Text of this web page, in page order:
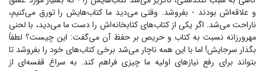
و علاقه‌اش بودند - بفروشد. وقتی می‌دید ما کتاب‌هایش را تورق می‌کنیم،
ناراحت می‌شد. اگر یکی از کتاب‌های کتابخانه‌اش را دست ما می‌دید، با لحنی
مهرورزانه نسبت به کتاب و حریص بر حفظ آن می‌گفت: این چیست؟ لطفاً
بگذار سرجایش! اما با این همه ناچار می‌شد برخی کتاب‌های خود را بفروشد تا
بتواند برای رفع نیاز‌های اولیه ما چیزی فراهم کند. به سراغ قفسه‌ای از